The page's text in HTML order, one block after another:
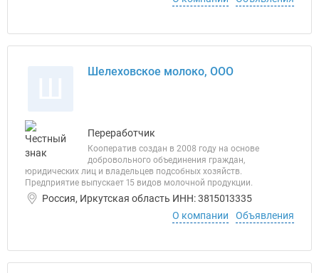
Шелеховское молоко, ООО
Переработчик
Кооператив создан в 2008 году на основе
добровольного объединения граждан,
юридических лиц и владельцев подсобных хозяйств.
Предприятие выпускает 15 видов молочной продукции.
Россия, Иркутская область ИНН: 3815013335
О компании
Объявления